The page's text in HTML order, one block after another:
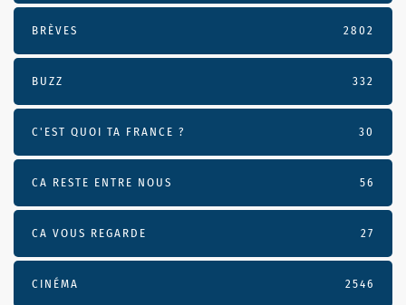
BRÈVES 2802
BUZZ 332
C'EST QUOI TA FRANCE ? 30
CA RESTE ENTRE NOUS 56
CA VOUS REGARDE 27
CINÉMA 2546